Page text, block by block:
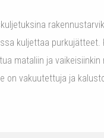
kuljettaa purkujätteet.
mataliin ja vaikeisiinkin
on vakuutettuja ja